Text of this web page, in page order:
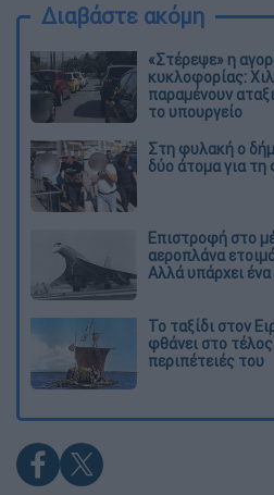
Διαβάστε ακόμη
«Στέρεψε» η
κυκλοφορίας:
παραμένουν
το υπουργείο
Στη φυλακή ο
δύο άτομα για
Επιστροφή στο
αεροπλάνα
Αλλά υπάρχει
Το ταξίδι στον
φθάνει στο
περιπέτειές του